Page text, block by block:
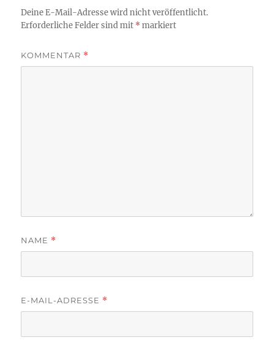
Deine E-Mail-Adresse wird nicht veröffentlicht.
Erforderliche Felder sind mit *markiert
KOMMENTAR *
NAME *
E-MAIL-ADRESSE *